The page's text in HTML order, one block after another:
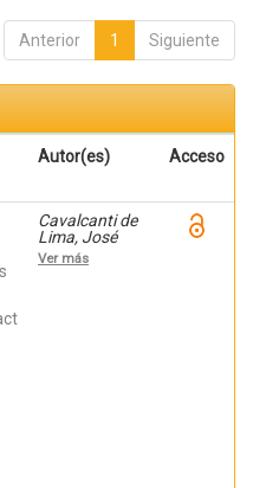
Anterior 1 Siguiente
Autor(es) Acceso
Cavalcanti de
Lima, José
Henrique;
Robbs ,
Ver más